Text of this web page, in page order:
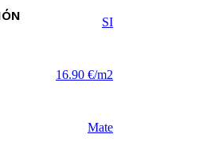
SI
16.90 €/m2
Mate